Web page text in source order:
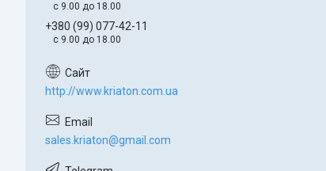
c 9.00 до 18.00
+380 (99) 077-42-11
с 9.00 до 18.00
http://www.kriaton.com.ua
sales.kriaton@gmail.com